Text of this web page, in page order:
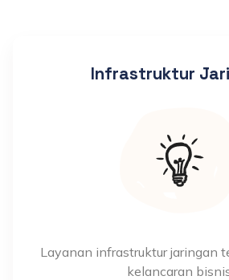
Infrastruktur
Layanan infrastruktur jaringan
kelancaran